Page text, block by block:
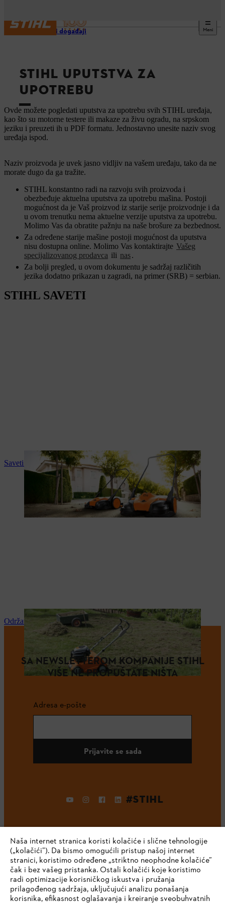
Meni
Usluge i događaji
STIHL UPUTSTVA ZA
UPOTREBU
Ovde možete pogledati uputstva za upotrebu svih STIHL uređaja,
kao što su motorne testere ili makaze za živu ogradu, na srpskom
jeziku i preuzeti ih u PDF formatu. Jednostavno unesite naziv svog
uređaja ispod.
Naziv proizvoda je uvek jasno vidljiv na vašem uređaju, tako da ne
morate dugo da ga tražite.
STIHL konstantno radi na razvoju svih proizvoda i
obezbeđuje aktuelna uputstva za upotrebu mašina. Postoji
mogućnost da je Vaš proizvod iz starije serije proizvodnje i da
u ovom trenutku nema aktuelne verzije uputstva za upotrebu.
Molimo Vas da obratite pažnju na naše brošure za bezbednost.
Za određene starije mašine postoji mogućnost da uputstva
nisu dostupna online. Molimo Vas kontaktirajte Vašeg
specijalizovanog prodavca ili nas.
Za bolji pregled, u ovom dokumentu je sadržaj različitih
jezika dodatno prikazan u zagradi, na primer (SRB) = serbian.
STIHL SAVETI
Saveti i upustva za upotrebu
Održavanje i popravka
SA NEWSLETTEROM KOMPANIJE STIHL
VIŠE NE PROPUŠTATE NIŠTA
Adresa e-pošte
Prijavite se sada
#STIHL
Kompanija
Naša internet stranica koristi kolačiće i slične tehnologije
(„kolačići”). Da bismo omogućili pristup našoj internet
stranici, koristimo određene „striktno neophodne kolačiće”
čak i bez vašeg pristanka. Ostali kolačići koje koristimo
radi optimizacije korisničkog iskustva i pružanja
prilagođenog sadržaja, uključujući analizu ponašanja
korisnika, efikasnost oglašavanja i kreiranje sveobuhvatnih